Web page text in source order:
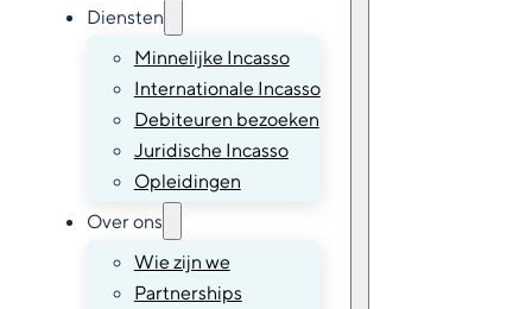
Diensten
Minnelijke Incasso
Internationale Incasso
Debiteuren bezoeken
Juridische Incasso
Opleidingen
Over ons
Wie zijn we
Partnerships